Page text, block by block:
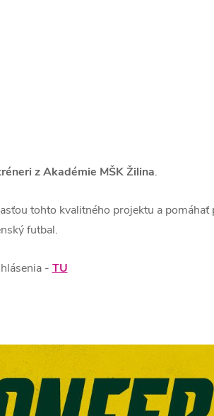
z Akadémie MŠK Žilina.
tohto kvalitného projektu a
futbal.
- TU